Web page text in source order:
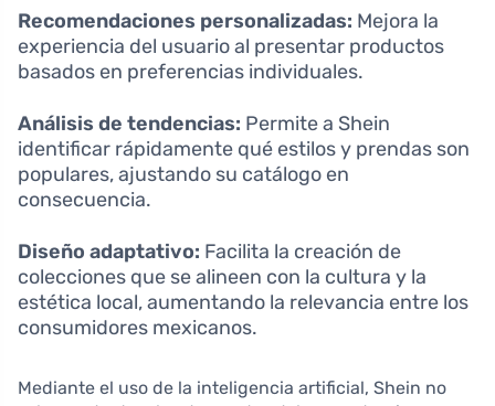
Recomendaciones personalizadas: Mejora la
experiencia del usuario al presentar productos
basados en preferencias individuales.
Análisis de tendencias: Permite a Shein
identificar rápidamente qué estilos y prendas son
populares, ajustando su catálogo en
consecuencia.
Diseño adaptativo: Facilita la creación de
colecciones que se alineen con la cultura y la
estética local, aumentando la relevancia entre los
consumidores mexicanos.
Mediante el uso de la inteligencia artificial, Shein no